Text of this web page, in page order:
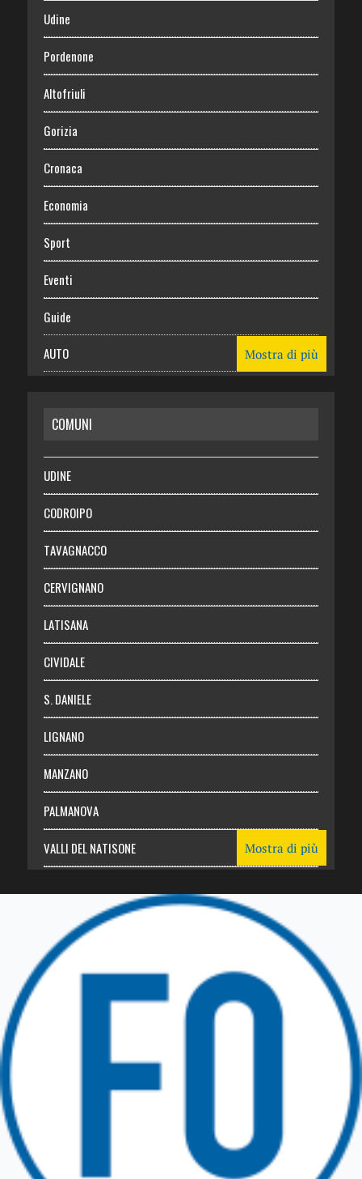
Udine
Pordenone
Altofriuli
Gorizia
Cronaca
Economia
Sport
Eventi
Guide
AUTO
RISPARMIO
SALUTE
Necrologie
Chi siamo
Abbonati
Login
Mostra di più
COMUNI
UDINE
CODROIPO
TAVAGNACCO
CERVIGNANO
LATISANA
CIVIDALE
S. DANIELE
LIGNANO
MANZANO
PALMANOVA
VALLI DEL NATISONE
TRICESIMO
TARCENTO
GEMONA DEL FRIULI
Mostra di più